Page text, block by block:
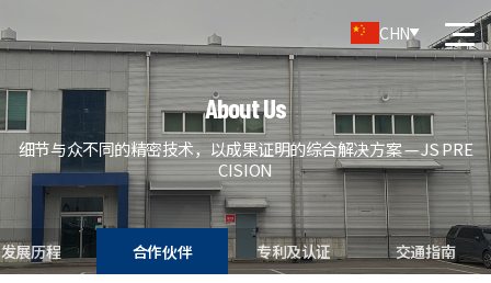
CHN
About Us
细节与众不同的精密技术，以成果证明的综合解决方案 — JS PRE
CISION
发展历程 合作伙伴 专利及认证 交通指南